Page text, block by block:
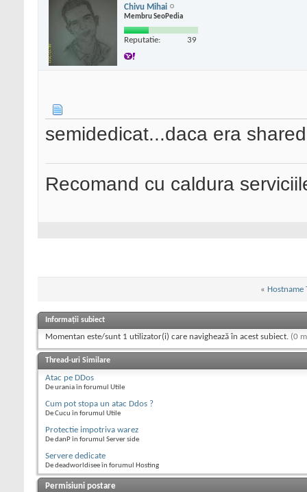
Chivu Mihai
Membru SeoPedia
Reputatie: 39
semidedicat...daca era
Recomand cu caldura
« Hostname
Informații subiect
Momentan este/sunt 1 utilizator(i) care navighează în acest subiect. (0
Thread-uri Similare
Atac pe DDos
De urania în forumul Utile
Cum pot stopa un atac Ddos ?
De Cucu în forumul Utile
Protectie impotriva warez
De danP în forumul Server side
Servere dedicate
De deadworldisee în forumul Hosting
Permisiuni postare